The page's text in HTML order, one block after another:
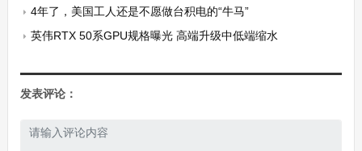
4年了，美国工人还是不愿做台积电的“牛马”
英伟RTX 50系GPU规格曝光 高端升级中低端缩水
发表评论：